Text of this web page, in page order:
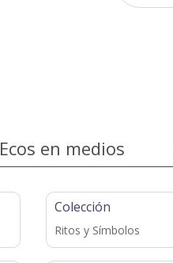
Ecos en medios
Colección
Ritos y Símbolos